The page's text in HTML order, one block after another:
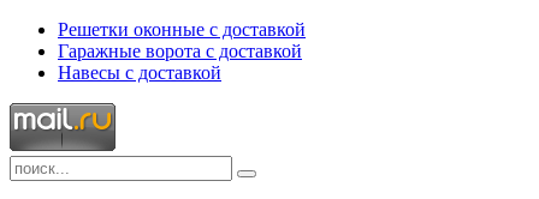
Решетки оконные с доставкой
Гаражные ворота с доставкой
Навесы с доставкой